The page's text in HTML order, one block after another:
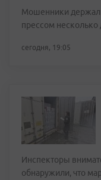
Мошенники
прессом несколько
сегодня, 19:05
Инспекторы
обнаружили, что